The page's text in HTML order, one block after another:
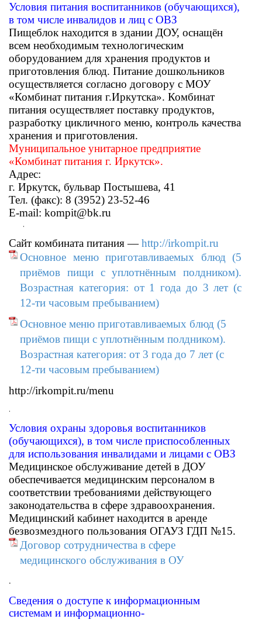
Условия питания воспитанников (обучающихся),
в том числе инвалидов и лиц с ОВЗ
Пищеблок находится в здании ДОУ, оснащён
всем необходимым технологическим
оборудованием для хранения продуктов и
приготовления блюд. Питание дошкольников
осуществляется согласно договору с МОУ
«Комбинат питания г.Иркутска». Комбинат
питания осуществляет поставку продуктов,
разработку цикличного меню, контроль качества
хранения и приготовления.
Муниципальное унитарное предприятие
«Комбинат питания г. Иркутск».
Адрес:
г. Иркутск, бульвар Постышева, 41
Тел. (факс): 8 (3952) 23-52-46
E-mail: kompit@bk.ru
.
Сайт комбината питания —http://irkompit.ru
Основное меню приготавливаемых блюд (5
приёмов пищи с уплотнённым полдником).
Возрастная категория: от 1 года до 3 лет (с
12-ти часовым пребыванием)
Основное меню приготавливаемых блюд (5
приёмов пищи с уплотнённым полдником).
Возрастная категория: от 3 года до 7 лет (с
12-ти часовым пребыванием)
http://irkompit.ru/menu
.
Условия охраны здоровья воспитанников
(обучающихся), в том числе приспособленных
для использования инвалидами и лицами с ОВЗ
Медицинское обслуживание детей в ДОУ
обеспечивается медицинским персоналом в
соответствии требованиями действующего
законодательства в сфере здравоохранения.
Медицинский кабинет находится в аренде
безвозмездного пользования ОГАУЗ ГДП №15.
Договор сотрудничества в сфере
медицинского обслуживания в ОУ
.
Сведения о доступе к информационным
системам и информационно-